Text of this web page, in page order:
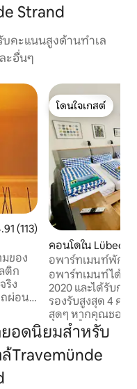
Strand
บคะแนนสูงด้านทำเล
ะอื่นๆ
นนเฉลี่ย 4.91 จาก 5, 113 รีวิว
(113)
ของ
ติก
ริง
ได้
อนที่มี
สำหรับ
ละ
ตู
โดนใจเกสต์
โดนใจเกสต์
คอนโดใน Lübeck
อพาร์ทเมนท์พักผ่
ครอบครัวในทำเลใ
อพาร์ทเมนท์ได้รับ
2020 และได้รับก
รองรับสูงสุด 4 คน
สุดๆ หากคุณชอบก
ริมแม่น้ำอยู่ห่างออ
คุณต้องการสถาน
2 และมีระเบียงหลั
อดนิยมสำหรับ
Travemünde